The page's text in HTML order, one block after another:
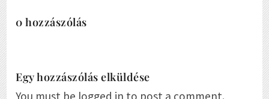
0 hozzászólás
Egy hozzászólás elküldése
You must be logged in to post a comment.